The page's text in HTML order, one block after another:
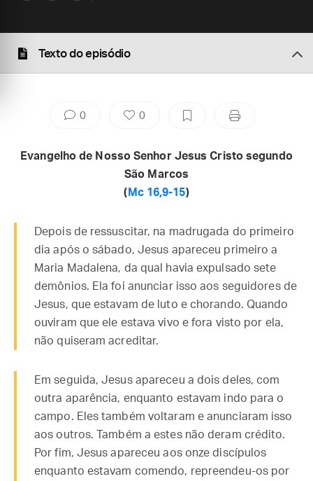
Texto do episódio
0 0
Evangelho de Nosso Senhor Jesus Cristo segundo
São Marcos
( Mc 16,9-15)
Depois de ressuscitar, na madrugada do primeiro
dia após o sábado, Jesus apareceu primeiro a
Maria Madalena, da qual havia expulsado sete
demônios. Ela foi anunciar isso aos seguidores de
Jesus, que estavam de luto e chorando. Quando
ouviram que ele estava vivo e fora visto por ela,
não quiseram acreditar.
Em seguida, Jesus apareceu a dois deles, com
outra aparência, enquanto estavam indo para o
campo. Eles também voltaram e anunciaram isso
aos outros. Também a estes não deram crédito.
Por fim, Jesus apareceu aos onze discípulos
enquanto estavam comendo, repreendeu-os por